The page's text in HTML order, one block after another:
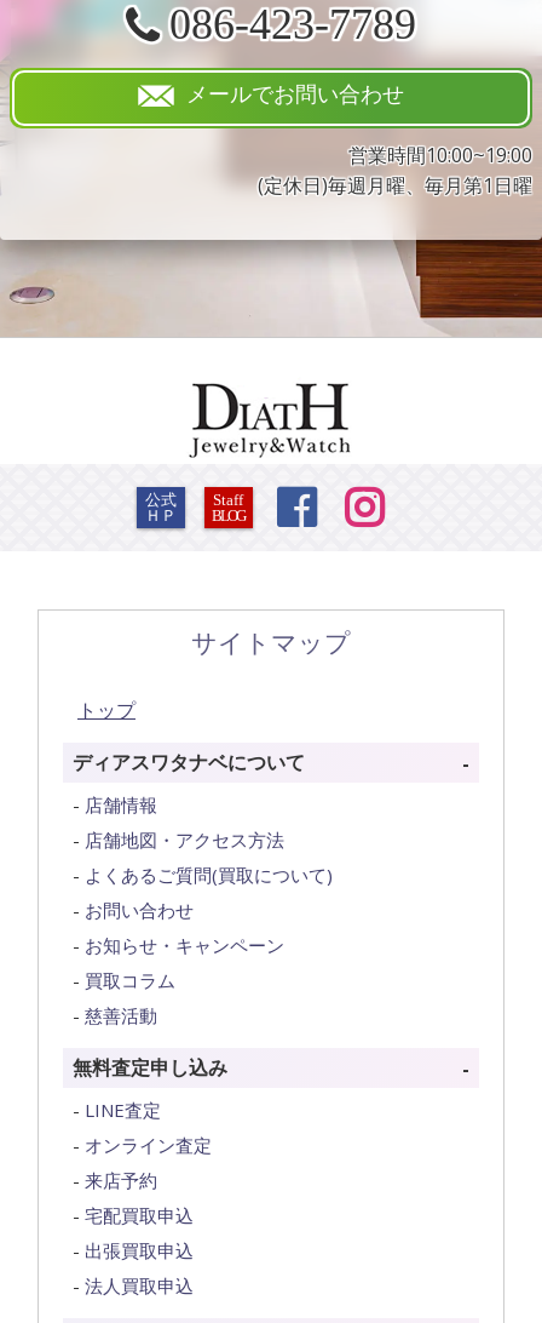
086-423-7789
メールでお問い合わせ
営業時間10:00~19:00
(定休日)毎週月曜、毎月第1日曜
公式
ＨＰ
Staff
BLOG
 
サイトマップ
トップ
ディアスワタナベについて
店舗情報
店舗地図・アクセス方法
よくあるご質問(買取について)
お問い合わせ
お知らせ・キャンペーン
買取コラム
慈善活動
無料査定申し込み
LINE査定
オンライン査定
来店予約
宅配買取申込
出張買取申込
法人買取申込